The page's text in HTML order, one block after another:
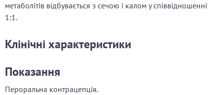
метаболітів відбувається з сечою і калом у співвідношенні
1:1.
Клінічні характеристики
Показання
Пероральна контрацепція.